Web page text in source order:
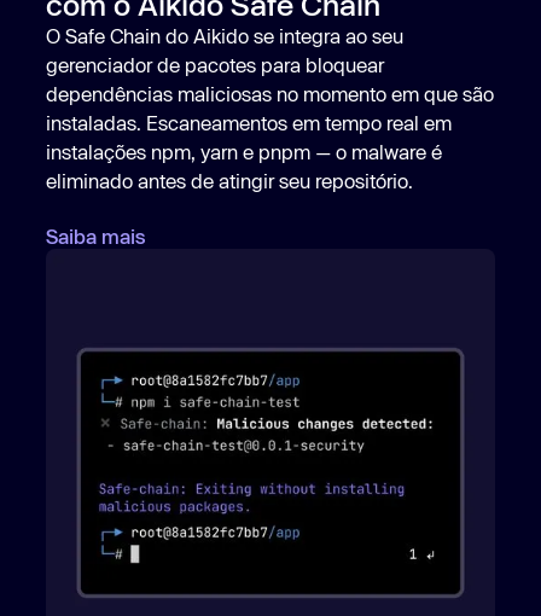
O Safe Chain do Aikido se integra ao seu
gerenciador de pacotes para bloquear
dependências maliciosas no momento em que são
instaladas. Escaneamentos em tempo real em
instalações npm, yarn e pnpm — o malware é
eliminado antes de atingir seu repositório.
Saiba mais